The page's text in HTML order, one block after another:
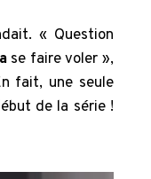
« Question
se faire voler »,
fait, une seule
de la série !